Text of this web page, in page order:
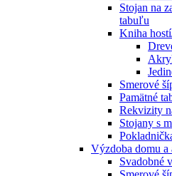
Stojan na
tabuľu
Kniha
Smerové
Pamätné
Rekvizity
Stojany s
Výzdoba domu a
Svadobné